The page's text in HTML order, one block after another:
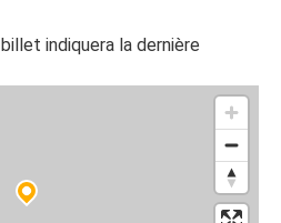
indiquera la dernière